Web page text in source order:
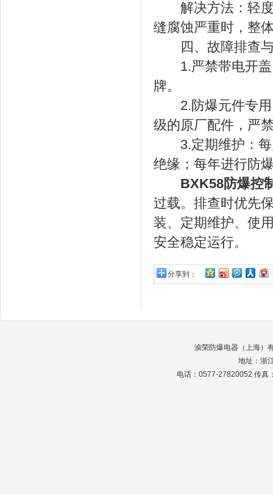
解决方法：轻度
缝腐蚀严重时，整
四、故障排查与
1.严禁带电开盖
牌。
2.防爆元件专用
级的原厂配件，严
3.定期维护：每
绝缘；每年进行防
BXK58防爆控
过载。排查时优先
装、定期维护、使
安全稳定运行。
分享到：
渝荣防爆电器（上海）
地址：浙
电话：0577-27820052 传真